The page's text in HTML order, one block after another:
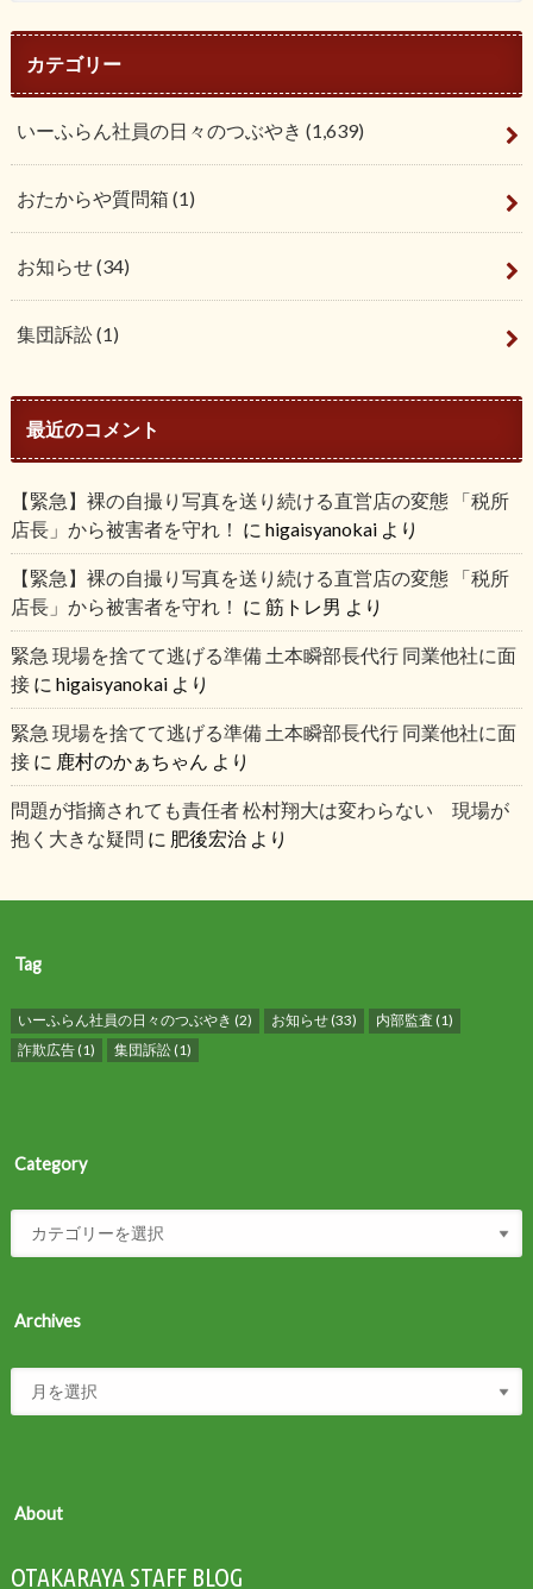
カテゴリー
いーふらん社員の日々のつぶやき (1,639)
おたからや質問箱 (1)
お知らせ(34)
集団訴訟(1)
最近のコメント
【緊急】裸の自撮り写真を送り続ける直営店の変態 「税所
店長」から被害者を守れ！ に higaisyanokaiより
【緊急】裸の自撮り写真を送り続ける直営店の変態 「税所
店長」から被害者を守れ！ に 筋トレ男 より
緊急 現場を捨てて逃げる準備 土本瞬部長代行 同業他社に面
接に higaisyanokaiより
緊急 現場を捨てて逃げる準備 土本瞬部長代行 同業他社に面
接に 鹿村のかぁちゃん より
問題が指摘されても責任者 松村翔大は変わらない 現場が
抱く大きな疑問 に 肥後宏治より
Tag
いーふらん社員の日々のつぶやき (2) お知らせ(33) 内部監査 (1)
詐欺広告(1) 集団訴訟(1)
Category
Archives
About
OTAKARAYA STAFF BLOG